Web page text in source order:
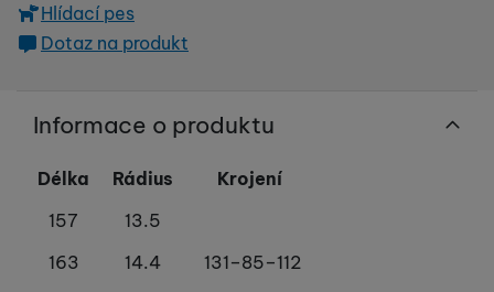
Hlídací pes
Dotaz na produkt
Informace o produktu
Délka Rádius
Krojení
157
13.5
163
14.4
131–85–112